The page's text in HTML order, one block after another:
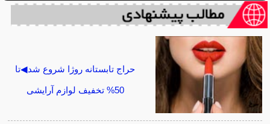
حراج تابستانه روژا شروع شد◀تا
50% تخفیف لوازم آرایشی